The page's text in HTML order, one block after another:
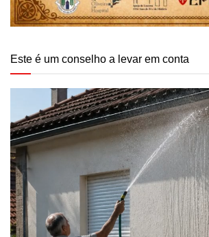
Este é um conselho a levar em conta